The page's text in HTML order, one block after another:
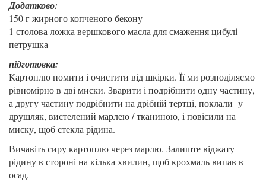
Додатково:
150 г жирного копченого бекону
1 столова ложка вершкового масла для смаження цибулі
петрушка
підготовка:
Картоплю помити і очистити від шкірки. Її ми розподіляємо
рівномірно в дві миски. Зварити і подрібнити одну частину,
а другу частину подрібнити на дрібній тертці, поклали у
друшляк, вистелений марлею / тканиною, і повісили на
миску, щоб стекла рідина.
Вичавіть сиру картоплю через марлю. Залиште віджату
рідину в стороні на кілька хвилин, щоб крохмаль випав в
осад.